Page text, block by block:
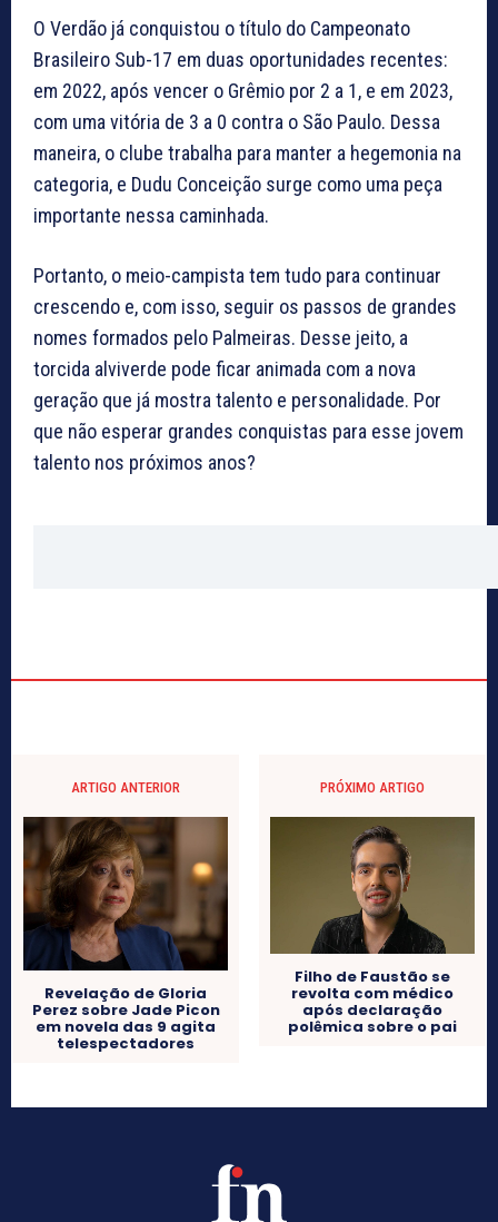
O Verdão já conquistou o título do Campeonato
Brasileiro Sub-17 em duas oportunidades recentes:
em 2022, após vencer o Grêmio por 2 a 1, e em 2023,
com uma vitória de 3 a 0 contra o São Paulo. Dessa
maneira, o clube trabalha para manter a hegemonia na
categoria, e Dudu Conceição surge como uma peça
importante nessa caminhada.
Portanto, o meio-campista tem tudo para continuar
crescendo e, com isso, seguir os passos de grandes
nomes formados pelo Palmeiras. Desse jeito, a
torcida alviverde pode ficar animada com a nova
geração que já mostra talento e personalidade. Por
que não esperar grandes conquistas para esse jovem
talento nos próximos anos?
ARTIGO ANTERIOR
Revelação de Gloria
Perez sobre Jade Picon
em novela das 9 agita
telespectadores
PRÓXIMO ARTIGO
Filho de Faustão se
revolta com médico
após declaração
polêmica sobre o pai